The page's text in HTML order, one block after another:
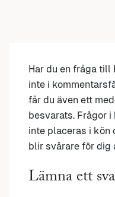
Har du en fråga
inte i
får du även ett
besvarats. Frågor
inte placeras i kön
blir svårare för dig
Lämna ett